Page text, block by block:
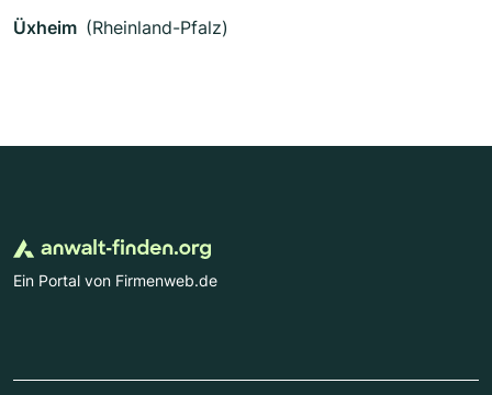
Üxheim (Rheinland-Pfalz)
Ein Portal von Firmenweb.de